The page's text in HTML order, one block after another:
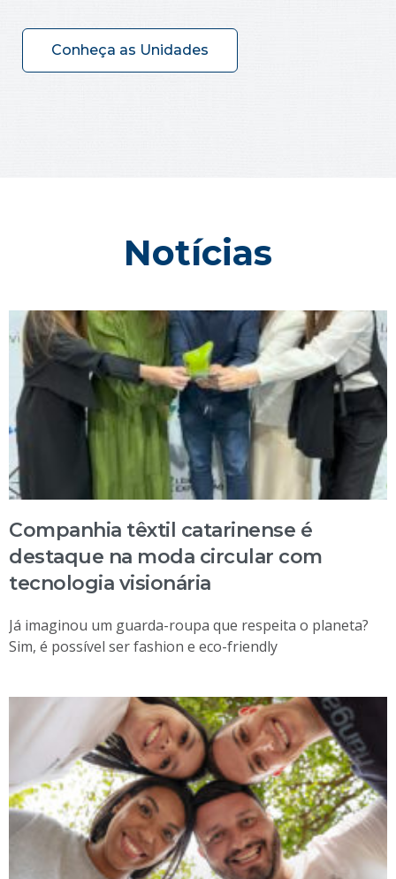
Conheça as Unidades
Notícias
Companhia têxtil catarinense é
destaque na moda circular com
tecnologia visionária
Já imaginou um guarda-roupa que respeita o planeta?
Sim, é possível ser fashion e eco-friendly